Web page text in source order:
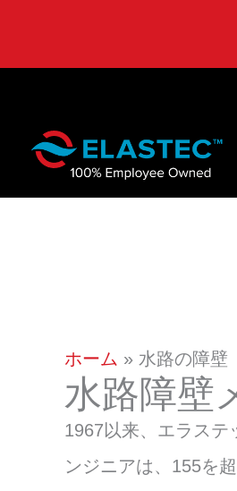
ホーム 水路の障壁
水路障壁
1967以来、エラス
ンジニアは、155を